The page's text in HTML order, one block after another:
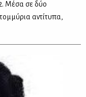
Μέσα σε δύο
αντίτυπα,